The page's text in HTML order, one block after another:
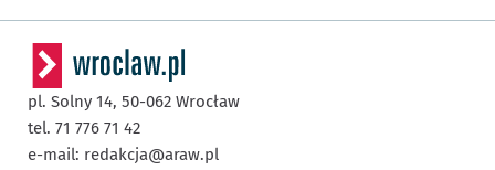
pl. Solny 14, 50-062 Wrocław
tel. 71 776 71 42
e-mail: redakcja@araw.pl